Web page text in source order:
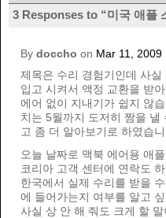
3 Responses to “미국 애플
By doccho on Mar 11, 2009
제목은 수리 경험기인데 사
입고 시켜서 액정 교환을 받
에어 없이 지내기가 쉽지 않
치는 5월까지 도저히 짬을 낼
고 좀 더 알아보기로 하였습
오늘 날짜로 맥북 에어용 애
코리아 고객 센터에 연락도
한국에서 실제 수리를 받을
에 들어가는지 여부를 알고
사실 상 안 해 줘도 크게 할